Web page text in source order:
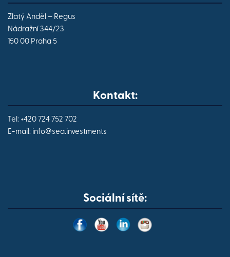
Zlatý Anděl – Regus
Nádražní 344/23
150 00 Praha 5
Kontakt:
Tel: +420 724 752 702
E-mail: info@sea.investments
Sociální sítě: